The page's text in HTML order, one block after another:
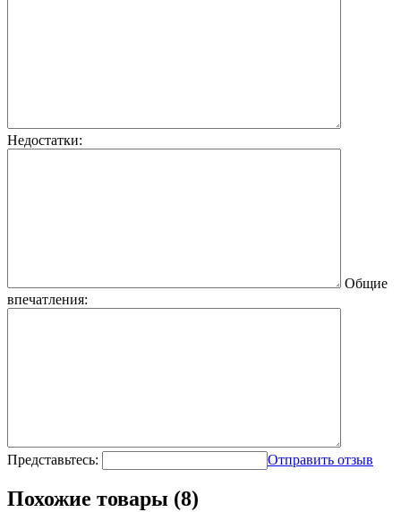
Недостатки:
Общие
впечатления:
Представьтесь: Отправить отзыв
Похожие товары (8)